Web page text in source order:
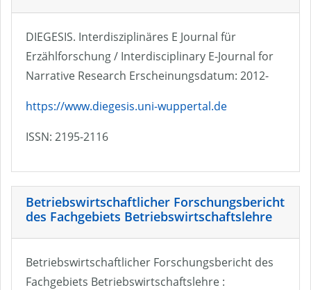
DIEGESIS. Interdisziplinäres E Journal für
Erzählforschung / Interdisciplinary E-Journal for
Narrative Research Erscheinungsdatum: 2012-
https://www.diegesis.uni-wuppertal.de
ISSN: 2195-2116
Betriebswirtschaftlicher Forschungsbericht
des Fachgebiets Betriebswirtschaftslehre
Betriebswirtschaftlicher Forschungsbericht des
Fachgebiets Betriebswirtschaftslehre :